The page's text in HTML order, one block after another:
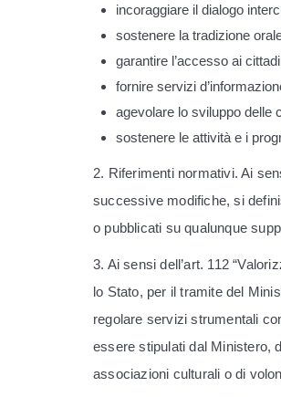
incoraggiare il dialogo
sostenere la tradizione
garantire l’accesso ai
fornire servizi
agevolare lo sviluppo delle
sostenere le attività e i
2. Riferimenti normativi. Ai
successive modifiche, si
o pubblicati su qualunque
3. Ai sensi dell’art. 112
lo Stato, per il tramite del
regolare servizi strumentali
essere stipulati dal Ministero,
associazioni culturali o di